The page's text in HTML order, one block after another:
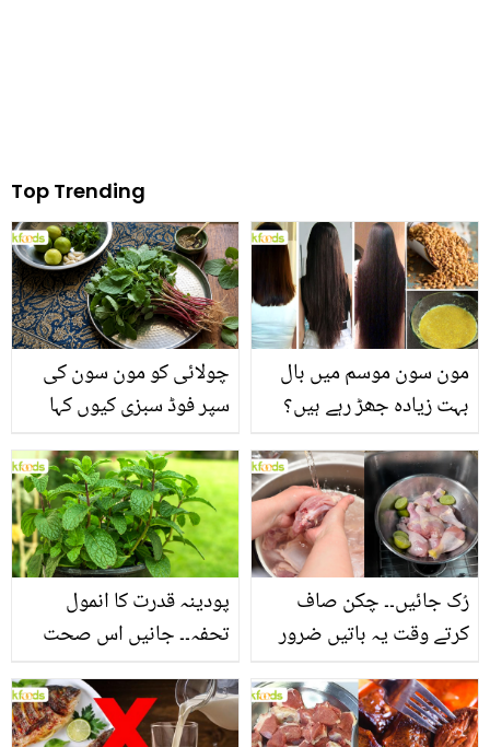
Top Trending
چولائی کو مون سون کی
سپر فوڈ سبزی کیوں کہا
منرلز اور اینٹی آکسیڈنٹس
سے بھرپور اس سبزی کے
فائدے
مون سون موسم میں بال
بہت زیادہ جھڑ رہے ہیں؟
بنانے کے چند قدرتی طریقے
پودینہ قدرت کا انمول
تحفہ۔۔ جانیں اس صحت
انگیز طبی فوائد
رُک جائیں۔۔ چکن صاف
کرتے وقت یہ باتیں ضرور